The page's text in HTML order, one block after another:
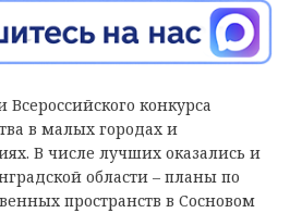
конкурса
в малых городах и
В числе лучших оказались и
области – планы по
пространств в Сосновом